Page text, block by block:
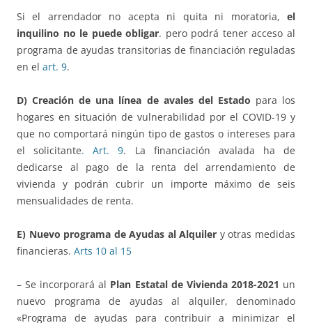
Si el arrendador no acepta ni quita ni moratoria, el
inquilino no le puede obligar. pero podrá tener acceso al
programa de ayudas transitorias de financiación reguladas
en el art. 9.
D) Creación de una línea de avales del Estado para los
hogares en situación de vulnerabilidad por el COVID-19 y
que no comportará ningún tipo de gastos o intereses para
el solicitante. Art. 9. La financiación avalada ha de
dedicarse al pago de la renta del arrendamiento de
vivienda y podrán cubrir un importe máximo de seis
mensualidades de renta.
E) Nuevo programa de Ayudas al Alquiler y otras medidas
financieras. Arts 10 al 15
– Se incorporará al Plan Estatal de Vivienda 2018-2021 un
nuevo programa de ayudas al alquiler, denominado
«Programa de ayudas para contribuir a minimizar el